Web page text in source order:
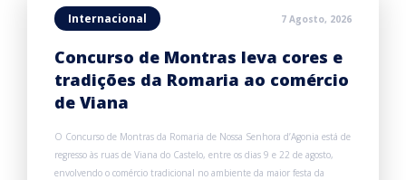
Internacional 7 Agosto, 2026
Concurso de Montras leva cores e
tradições da Romaria ao comércio
de Viana
O Concurso de Montras da Romaria de Nossa Senhora d’Agonia está de
regresso às ruas de Viana do Castelo, entre os dias 9 e 22 de agosto,
envolvendo o comércio tradicional no ambiente da maior festa da